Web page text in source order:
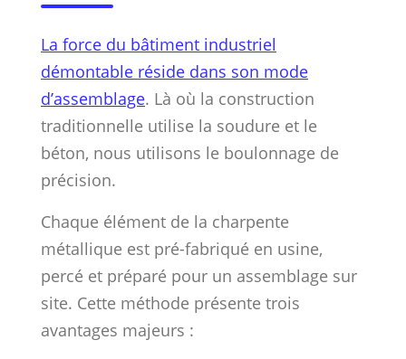
La force du bâtiment industriel
démontable réside dans son mode
d’assemblage. Là où la construction
traditionnelle utilise la soudure et le
béton, nous utilisons le boulonnage de
précision.
Chaque élément de la charpente
métallique est pré-fabriqué en usine,
percé et préparé pour un assemblage sur
site. Cette méthode présente trois
avantages majeurs :